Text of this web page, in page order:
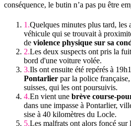
conséquence, le butin n’a pas pu être
Quelques minutes plus tard, les
véhicule qui se trouvait à
de violence physique sur sa
Les deux suspects ont pris la
bord d'une voiture volée.
Ils ont ensuite été repérés à
Pontarlier par la police
suisses, qui les ont poursuivis.
En vient une brève course-
dans une impasse à Pontarlier,
sise à 40 kilomètres du Locle.
Les malfrats ont alors foncé